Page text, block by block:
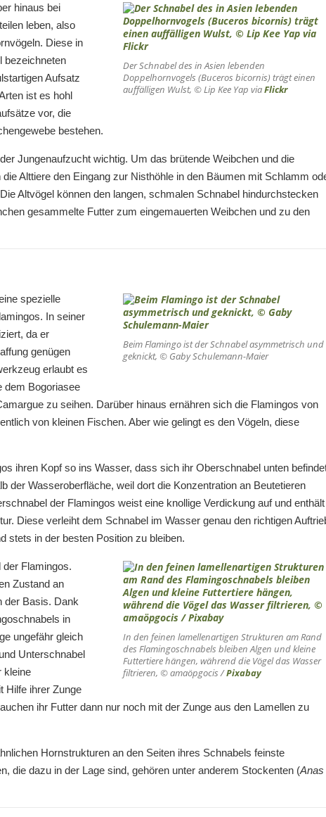
Der Schnabel des in Asien lebenden
Doppelhornvogels (Buceros bicornis) trägt einen
auffälligen Wulst, © Lip Kee Yap viaFlickr
hinaus bei
leben, also
Diese in
bezeichneten
Aufsatz
ist es hohl
vor, die
bestehen.
Jungenaufzucht wichtig. Um das brütende Weibchen und die
Alttiere den Eingang zur Nisthöhle in den Bäumen mit Schlamm
Altvögel können den langen, schmalen Schnabel hindurchstecken
gesammelte Futter zum eingemauerten Weibchen und zu den
Beim Flamingo ist der Schnabel asymmetrisch und
geknickt, © Gaby Schulemann-Maier
spezielle
In seiner
da er
genügen
erlaubt es
dem Bogoriasee
zu seihen. Darüber hinaus ernähren sich die Flamingos von
von kleinen Fischen. Aber wie gelingt es den Vögeln, diese
ihren Kopf so ins Wasser, dass sich ihr Oberschnabel unten
der Wasseroberfläche, weil dort die Konzentration an Beutetieren
der Flamingos weist eine knollige Verdickung auf und enthält
Diese verleiht dem Schnabel im Wasser genau den richtigen
stets in der besten Position zu bleiben.
In den feinen lamellenartigen Strukturen am Rand
des Flamingoschnabels bleiben Algen und kleine
Futtertiere hängen, während die Vögel das Wasser
filtrieren, © amaöpgocis /Pixabay
Flamingos.
Zustand an
der Basis. Dank
in
ungefähr gleich
Unterschnabel
kleine
Hilfe ihrer Zunge
ihr Futter dann nur noch mit der Zunge aus den Lamellen zu
Hornstrukturen an den Seiten ihres Schnabels feinste
die dazu in der Lage sind, gehören unter anderem Stockenten (Anas